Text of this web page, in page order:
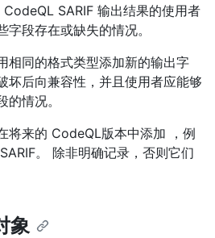
SARIF 输出结果的使用者
字段存在或缺失的情况。
相同的格式类型添加新的输出字
坏后向兼容性，并且使用者应能够
情况。
将来的 CodeQL版本中添加 ，例
。 除非明确记录，否则它们
象